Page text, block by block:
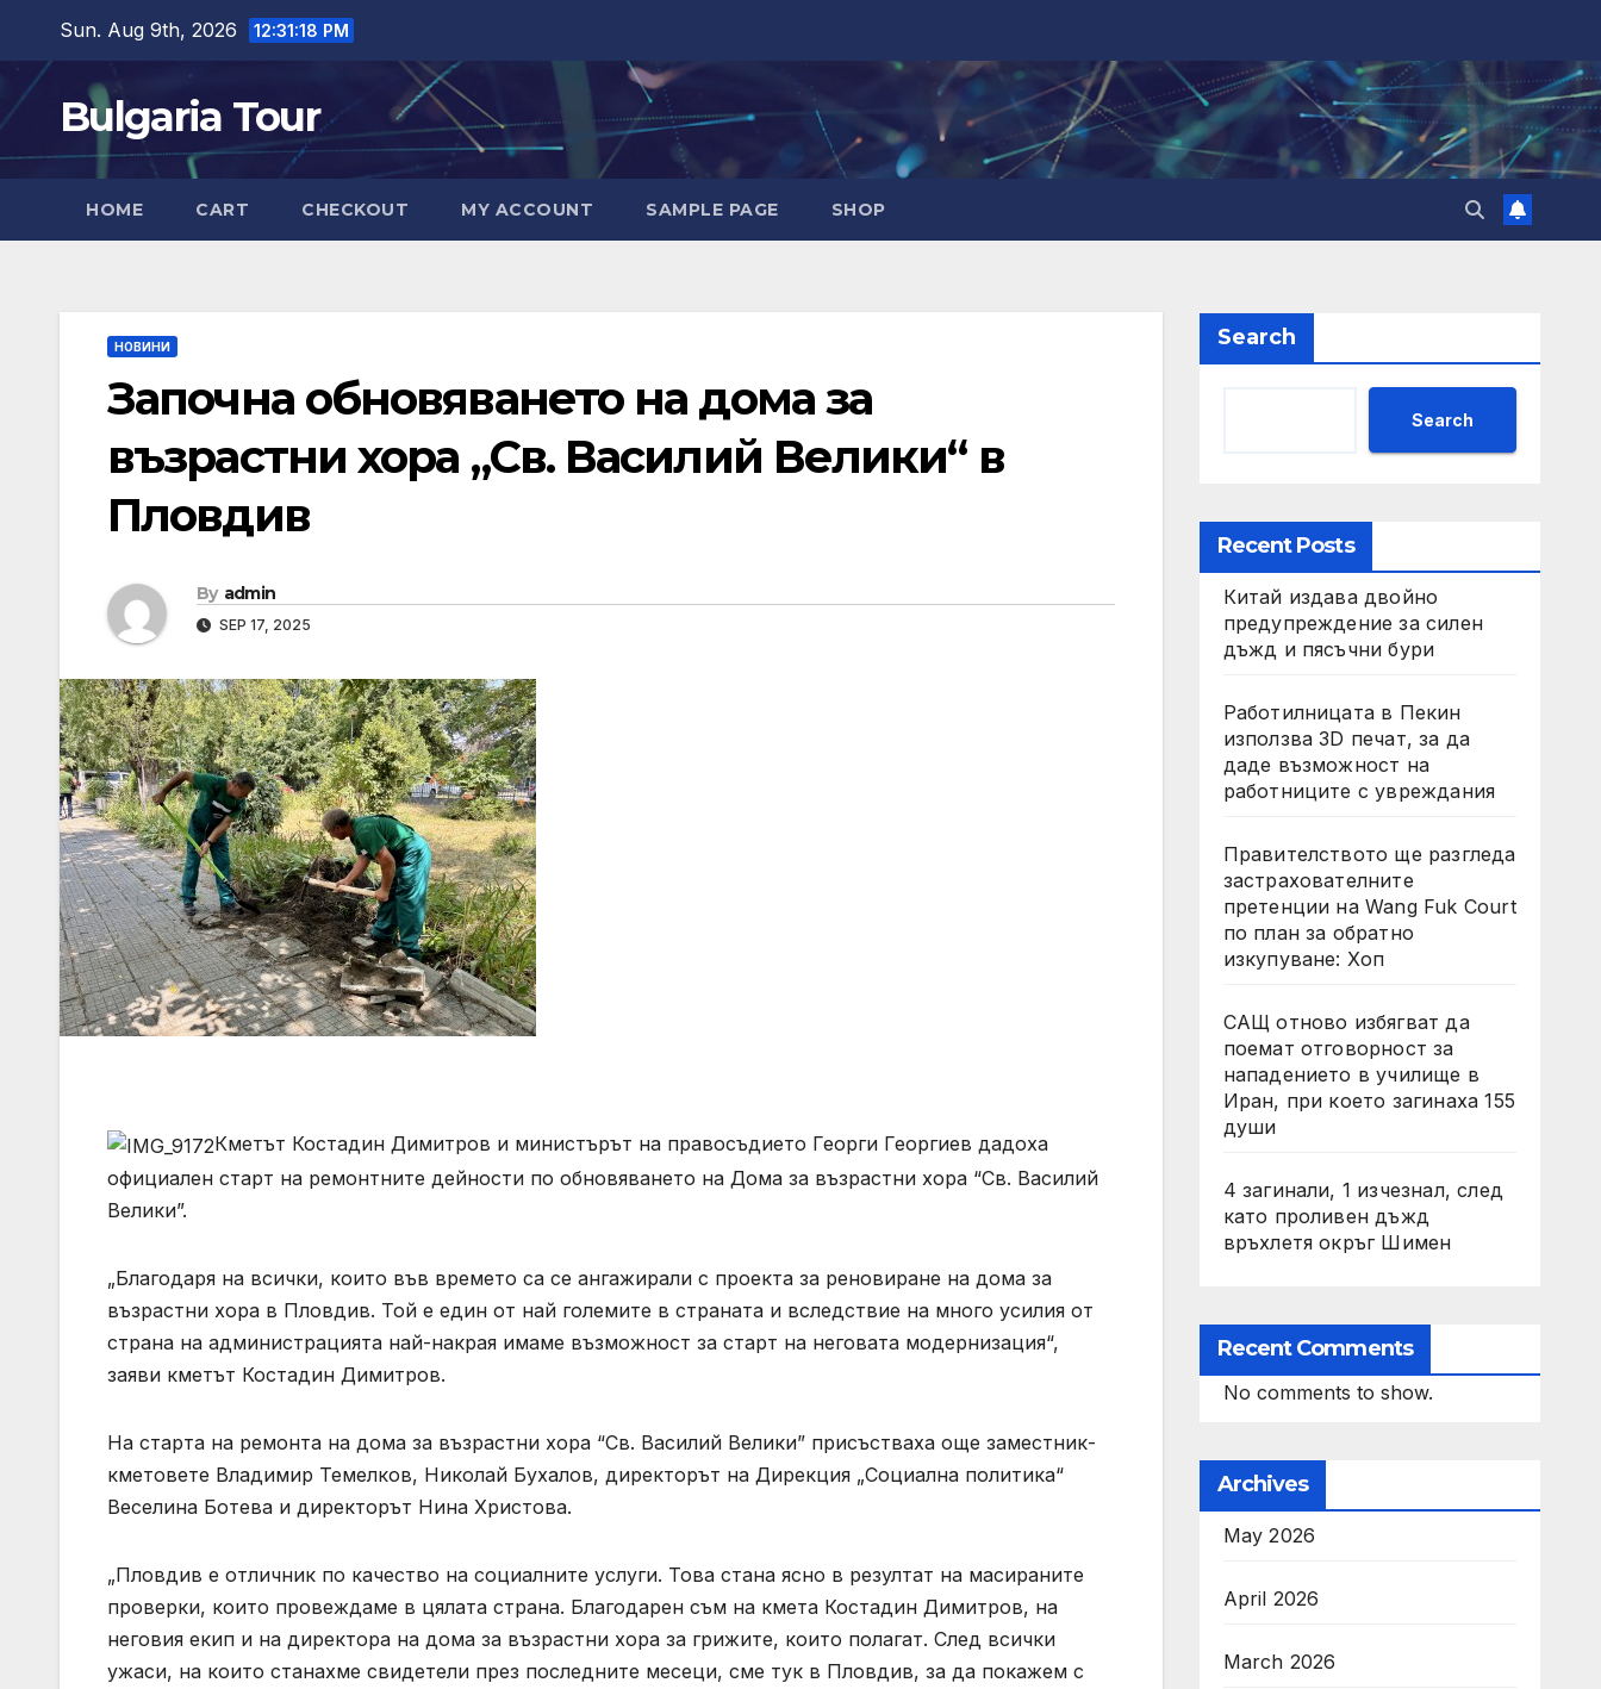
content
Sun. Aug 9th, 2026 12:31:19 PM
Bulgaria Tour
HOME CART CHECKOUT MY ACCOUNT SAMPLE PAGE SHOP
НОВИНИ
Започна обновяването на дома за
възрастни хора „Св. Василий Велики“ в
Пловдив
By admin
SEP 17, 2025
Кметът Костадин Димитров и министърът на правосъдието Георги Георгиев дадоха
официален старт на ремонтните дейности по обновяването на Дома за възрастни хора “Св. Василий
Велики”.
„Благодаря на всички, които във времето са се ангажирали с проекта за реновиране на дома за
възрастни хора в Пловдив. Той е един от най големите в страната и вследствие на много усилия от
страна на администрацията най-накрая имаме възможност за старт на неговата модернизация“,
заяви кметът Костадин Димитров.
На старта на ремонта на дома за възрастни хора “Св. Василий Велики” присъстваха още заместник-
кметовете Владимир Темелков, Николай Бухалов, директорът на Дирекция „Социална политика“
Веселина Ботева и директорът Нина Христова.
„Пловдив е отличник по качество на социалните услуги. Това стана ясно в резултат на масираните
проверки, които провеждаме в цялата страна. Благодарен съм на кмета Костадин Димитров, на
неговия екип и на директора на дома за възрастни хора за грижите, които полагат. След всички
ужаси, на които станахме свидетели през последните месеци, сме тук в Пловдив, за да покажем с
Search
Search
Recent Posts
Китай издава двойно
предупреждение за силен
дъжд и пясъчни бури
Работилницата в Пекин
използва 3D печат, за да
даде възможност на
работниците с увреждания
Правителството ще разгледа
застрахователните
претенции на Wang Fuk Court
по план за обратно
изкупуване: Хоп
САЩ отново избягват да
поемат отговорност за
нападението в училище в
Иран, при което загинаха 155
души
4 загинали, 1 изчезнал, след
като проливен дъжд
връхлетя окръг Шимен
Recent Comments
No comments to show.
Archives
May 2026
April 2026
March 2026